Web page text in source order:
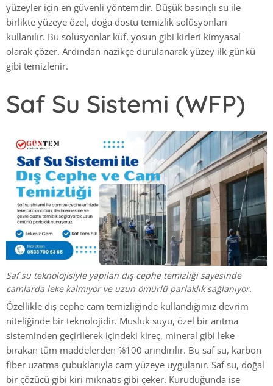
yüzeyler için en güvenli yöntemdir. Düşük basınçlı su ile
birlikte yüzeye özel, doğa dostu temizlik solüsyonları
kullanılır. Bu solüsyonlar küf, yosun gibi kirleri kimyasal
olarak çözer. Ardından nazikçe durulanarak yüzey ilk günkü
gibi temizlenir.
Saf Su Sistemi (WFP)
Saf su teknolojisiyle yapılan dış cephe temizliği sayesinde
camlarda leke kalmıyor ve uzun ömürlü parlaklık sağlanıyor.
Özellikle dış cephe cam temizliğinde kullandığımız devrim
niteliğinde bir teknolojidir. Musluk suyu, özel bir arıtma
sisteminden geçirilerek içindeki kireç, mineral gibi leke
bırakan tüm maddelerden %100 arındırılır. Bu saf su, karbon
fiber uzatma çubuklarıyla cam yüzeye uygulanır. Saf su, doğal
bir çözücü gibi kiri mıknatıs gibi çeker. Kuruduğunda ise